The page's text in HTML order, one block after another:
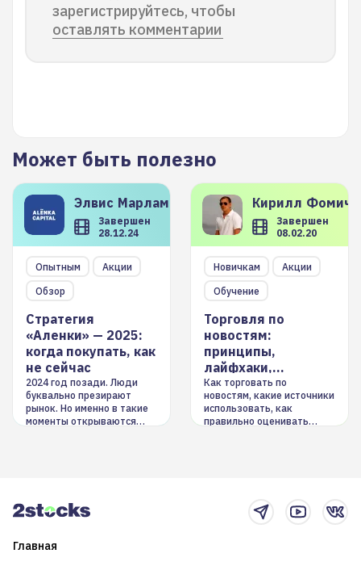
зарегистрируйтесь, чтобы
оставлять комментарии
Может быть полезно
Элвис Марламов
Завершен
28.12.24
Опытным
Акции
Обзор
Стратегия
«Аленки» — 2025:
когда покупать, как
не сейчас
2024 год позади. Люди
буквально презирают
рынок. Но именно в такие
моменты открываются
Кирилл
Завершен
08.02.20
Новичкам
Акции
Обучение
Торговля по
новостям:
принципы,
лайфхаки,
инструменты
Как торговать по
новостям, какие источники
использовать, как
правильно оценивать
Главная